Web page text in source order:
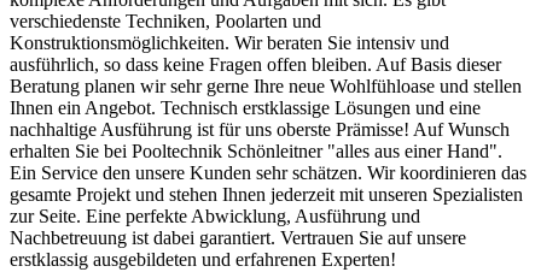
verschiedenste Techniken, Poolarten und
Konstruktionsmöglichkeiten. Wir beraten Sie intensiv und
ausführlich, so dass keine Fragen offen bleiben. Auf Basis dieser
Beratung planen wir sehr gerne Ihre neue Wohlfühloase und stellen
Ihnen ein Angebot. Technisch erstklassige Lösungen und eine
nachhaltige Ausführung ist für uns oberste Prämisse! Auf Wunsch
erhalten Sie bei Pooltechnik Schönleitner "alles aus einer Hand".
Ein Service den unsere Kunden sehr schätzen. Wir koordinieren das
gesamte Projekt und stehen Ihnen jederzeit mit unseren Spezialisten
zur Seite. Eine perfekte Abwicklung, Ausführung und
Nachbetreuung ist dabei garantiert. Vertrauen Sie auf unsere
erstklassig ausgebildeten und erfahrenen Experten!